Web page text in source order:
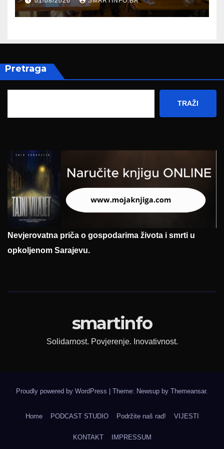
Hercegovine
Pretraga
TRAŽI
Nevjerovatna priča o gospodarima života i smrti u
opkoljenom Sarajevu.
smartinfo
Solidarnost. Povjerenje. Inovativnost.
Proudly powered by WordPress Theme: Newsup by Themeansar.
Home PODCAST STUDIO Podržite naš rad! VIJESTI
KONTAKT IMPRESSUM